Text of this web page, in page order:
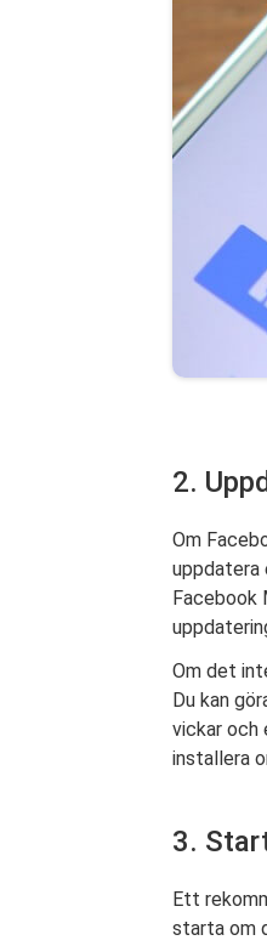
2.
Om
uppdatera
Facebook
Om det
Du kan
vickar
installera
3.
Ett
starta om